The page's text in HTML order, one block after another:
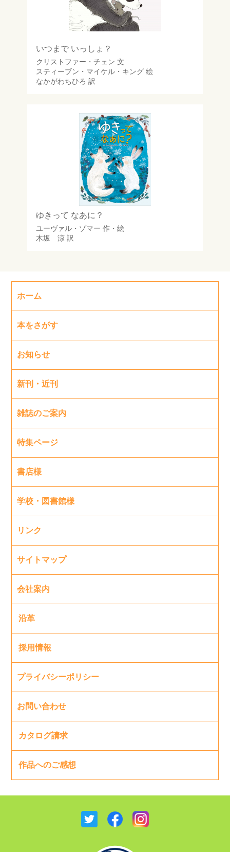
いつまで いっしょ？
クリストファー・チェン 文
スティーブン・マイケル・キング絵
なかがわちひろ 訳
ゆきって なあに？
ユーヴァル・ゾマー 作・絵
木坂 涼訳
ホーム
本をさがす
お知らせ
新刊・近刊
雑誌のご案内
特集ページ
書店様
学校・図書館様
リンク
サイトマップ
会社案内
沿革
採用情報
プライバシーポリシー
お問い合わせ
カタログ請求
作品へのご感想